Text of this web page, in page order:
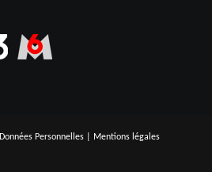
Données Personnelles Mentions légales